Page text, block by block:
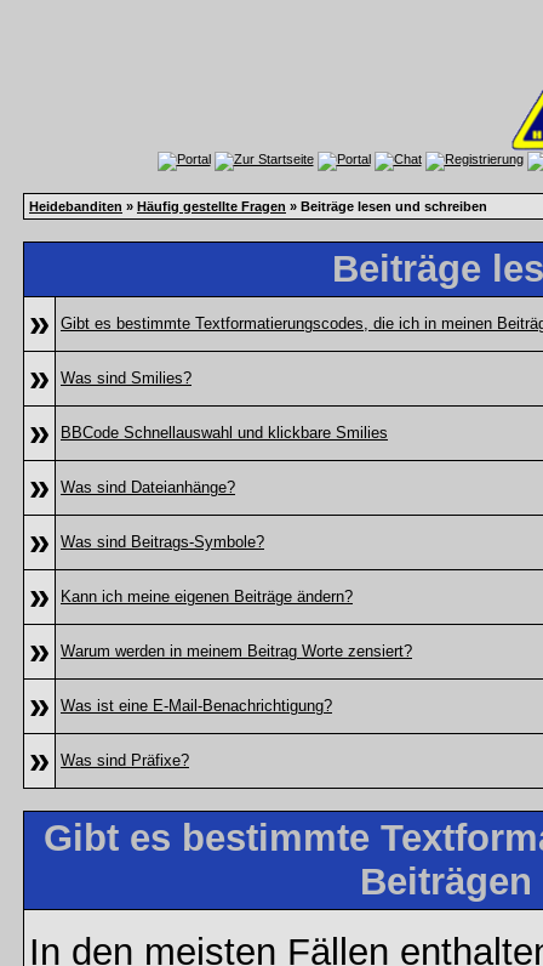
Heidebanditen » Häufig gestellte Fragen » Beiträge lesen und schreiben
Beiträge
»
Gibt es bestimmte Textformatierungscodes, die ich in meinen
» Was sind Smilies?
» BBCode Schnellauswahl und klickbare Smilies
» Was sind Dateianhänge?
» Was sind Beitrags-Symbole?
» Kann ich meine eigenen Beiträge ändern?
» Warum werden in meinem Beitrag Worte zensiert?
» Was ist eine E-Mail-Benachrichtigung?
» Was sind Präfixe?
Gibt es bestimmte
In den meisten Fällen